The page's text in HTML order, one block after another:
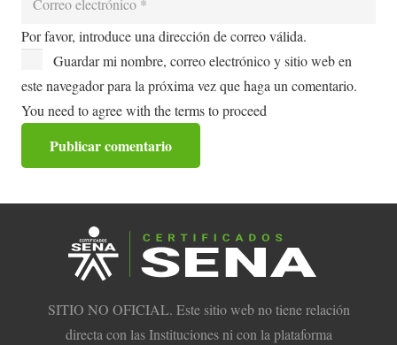
Por favor, introduce una dirección de correo válida.
Guardar mi nombre, correo electrónico y sitio web en
este navegador para la próxima vez que haga un comentario.
You need to agree with the terms to proceed
Publicar comentario
SITIO NO OFICIAL. Este sitio web no tiene relación
directa con las Instituciones ni con la plataforma